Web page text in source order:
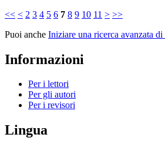
<< < 2 3 4 5 6 7 8 9 10 11 > >>
Puoi anche Iniziare una ricerca avanzata
Informazioni
Per i lettori
Per gli autori
Per i revisori
Lingua